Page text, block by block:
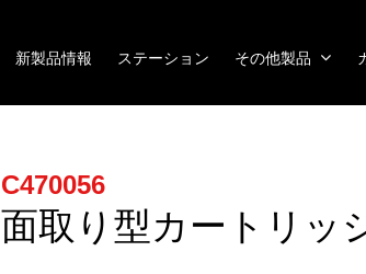
新製品情報 ステーション その他製品
C470056
面取り型カートリッ